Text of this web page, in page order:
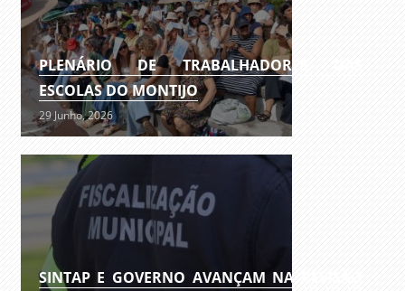
PLENÁRIO DE TRABALHADORES DAS
ESCOLAS DO MONTIJO
29 Junho, 2026
SINTAP E GOVERNO AVANÇAM NA REVISÃO